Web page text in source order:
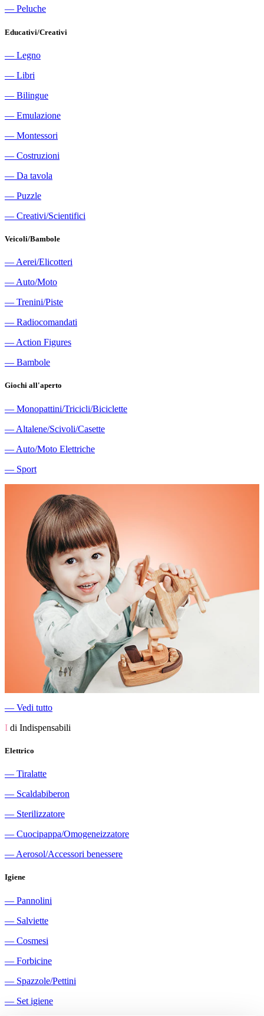
― Peluche
Educativi/Creativi
― Legno
― Libri
― Bilingue
― Emulazione
― Montessori
― Costruzioni
― Da tavola
― Puzzle
― Creativi/Scientifici
Veicoli/Bambole
― Aerei/Elicotteri
― Auto/Moto
― Trenini/Piste
― Radiocomandati
― Action Figures
― Bambole
Giochi all'aperto
― Monopattini/Tricicli/Biciclette
― Altalene/Scivoli/Casette
― Auto/Moto Elettriche
― Sport
― Vedi tutto
I di Indispensabili
Elettrico
― Tiralatte
― Scaldabiberon
― Sterilizzatore
― Cuocipappa/Omogeneizzatore
― Aerosol/Accessori benessere
Igiene
― Pannolini
― Salviette
― Cosmesi
― Forbicine
― Spazzole/Pettini
― Set igiene